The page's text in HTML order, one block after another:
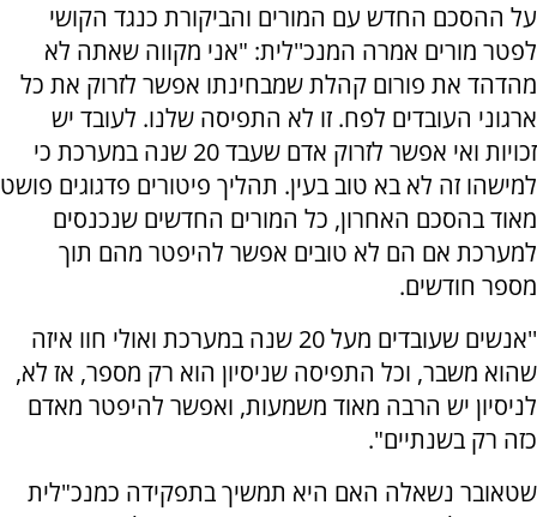
על ההסכם החדש עם המורים והביקורת כנגד הקושי
לפטר מורים אמרה המנכ''לית: "אני מקווה שאתה לא
מהדהד את פורום קהלת שמבחינתו אפשר לזרוק את כל
ארגוני העובדים לפח. זו לא התפיסה שלנו. לעובד יש
זכויות ואי אפשר לזרוק אדם שעבד 20 שנה במערכת כי
למישהו זה לא בא טוב בעין. תהליך פיטורים פדגוגים פושט
מאוד בהסכם האחרון, כל המורים החדשים שנכנסים
למערכת אם הם לא טובים אפשר להיפטר מהם תוך
מספר חודשים.
''אנשים שעובדים מעל 20 שנה במערכת ואולי חוו איזה
שהוא משבר, וכל התפיסה שניסיון הוא רק מספר, אז לא,
לניסיון יש הרבה מאוד משמעות, ואפשר להיפטר מאדם
כזה רק בשנתיים".
שטאובר נשאלה האם היא תמשיך בתפקידה כמנכ"לית